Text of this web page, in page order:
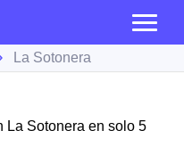
La Sotonera
La Sotonera en solo 5